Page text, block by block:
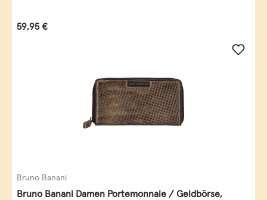
Regulärer Preis:
59,95 €
Bruno Banani
Bruno Banani Damen Portemonnaie / Geldbörse,